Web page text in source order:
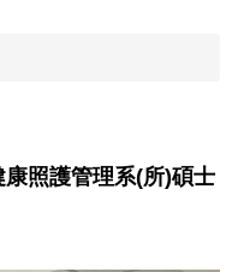
照護管理系(所)碩士